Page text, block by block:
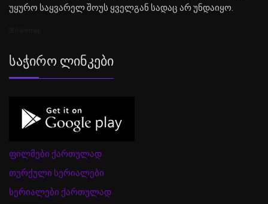
უყურო საყვარელ შოუს ყველგან სადაც არ უნდაიყო.
Საჭირო Ლინკები
ფილმები ქართულად
თურქული სერიალები
სერიალები ქართულად